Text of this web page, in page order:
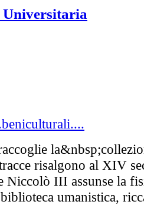
Universitaria
risalgono al XIV
Niccolò III assunse la
umanistica,